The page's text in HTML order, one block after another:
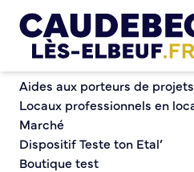
Habitat Urbanisme Risques
Risques
Chèques-cadeaux
Aides aux porteurs de projets
Locaux professionnels en
Marché
Dispositif Teste ton Etal’
Boutique test